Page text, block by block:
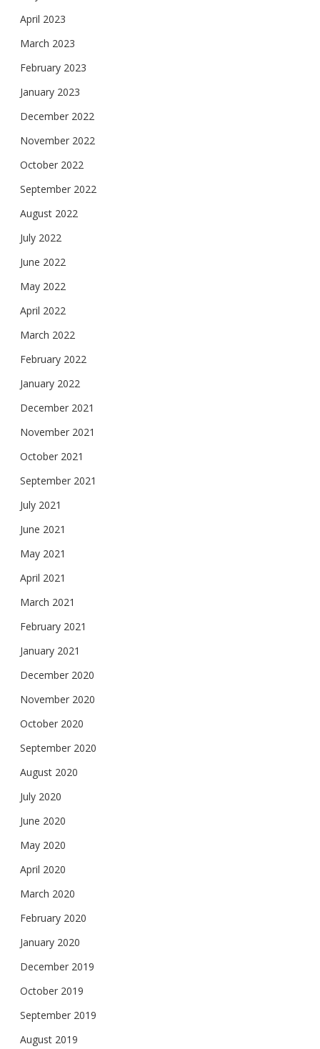
April 2023
March 2023
February 2023
January 2023
December 2022
November 2022
October 2022
September 2022
August 2022
July 2022
June 2022
May 2022
April 2022
March 2022
February 2022
January 2022
December 2021
November 2021
October 2021
September 2021
July 2021
June 2021
May 2021
April 2021
March 2021
February 2021
January 2021
December 2020
November 2020
October 2020
September 2020
August 2020
July 2020
June 2020
May 2020
April 2020
March 2020
February 2020
January 2020
December 2019
October 2019
September 2019
August 2019